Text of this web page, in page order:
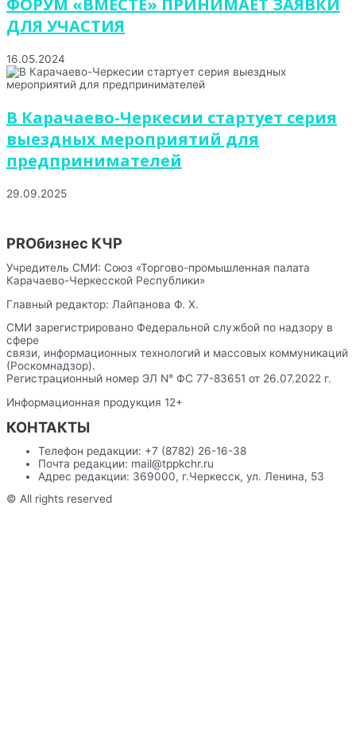
ДЛЯ УЧАСТИЯ
16.05.2024
В Карачаево-Черкесии стартует серия
выездных мероприятий для
предпринимателей
29.09.2025
PROбизнес КЧР
Учредитель СМИ: Союз «Торгово-промышленная палата
Карачаево-Черкесской Республики»
Главный редактор: Лайпанова Ф. Х.
СМИ зарегистрировано Федеральной службой по надзору в
сфере
связи, информационных технологий и массовых коммуникаций
(Роскомнадзор).
Регистрационный номер ЭЛ N° ФС 77-83651 от 26.07.2022 г.
Информационная продукция 12+
КОНТАКТЫ
Телефон редакции: +7 (8782) 26-16-38
Почта редакции: mail@tppkchr.ru
Адрес редакции: 369000, г.Черкесск, ул. Ленина, 53
© All rights reserved